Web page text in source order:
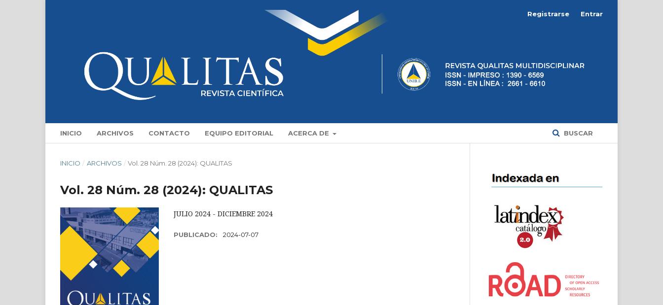
INICIO ARCHIVOS CONTACTO EQUIPO EDITORIAL ACERCA DE BUSCAR
Registrarse Entrar
INICIO / ARCHIVOS / Vol. 28 Núm. 28 (2024): QUALITAS
Vol. 28 Núm. 28 (2024): QUALITAS
JULIO 2024 - DICIEMBRE 2024
PUBLICADO: 2024-07-07